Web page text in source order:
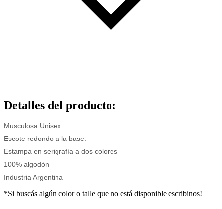
Detalles del producto:
Musculosa Unisex
Escote redondo a la base.
Estampa en serigrafía a dos colores
100% algodón
Industria Argentina
*Si buscás algún color o talle que no está disponible escribinos!